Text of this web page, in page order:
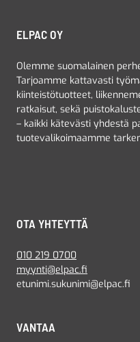
ELPAC OY
Olemme suomalainen
Tarjoamme kattavasti
kiinteistötuotteet,
ratkaisut, sekä
– kaikki kätevästi yhdestä
tuotevalikoimaamme
OTA YHTEYTTÄ
010 219 0700
myynti@elpac.fi
etunimi.sukunimi@elpac.fi
VANTAA